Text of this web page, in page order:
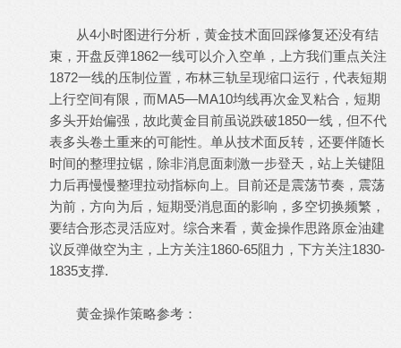
从4小时图进行分析，黄金技术面回踩修复还没有结
束，开盘反弹1862一线可以介入空单，上方我们重点关注
1872一线的压制位置，布林三轨呈现缩口运行，代表短期
上行空间有限，而MA5—MA10均线再次金叉粘合，短期
多头开始偏强，故此黄金目前虽说跌破1850一线，但不代
表多头卷土重来的可能性。单从技术面反转，还要伴随长
时间的整理拉锯，除非消息面刺激一步登天，站上关键阻
力后再慢慢整理拉动指标向上。目前还是震荡节奏，震荡
为前，方向为后，短期受消息面的影响，多空切换频繁，
要结合形态灵活应对。综合来看，黄金操作思路原金油建
议反弹做空为主，上方关注1860-65阻力，下方关注1830-
1835支撑.
黄金操作策略参考：